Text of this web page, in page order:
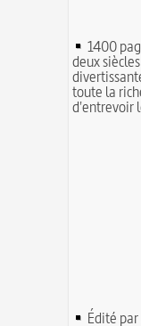
1400
deux
toute la
d'entrevoir
Édité par